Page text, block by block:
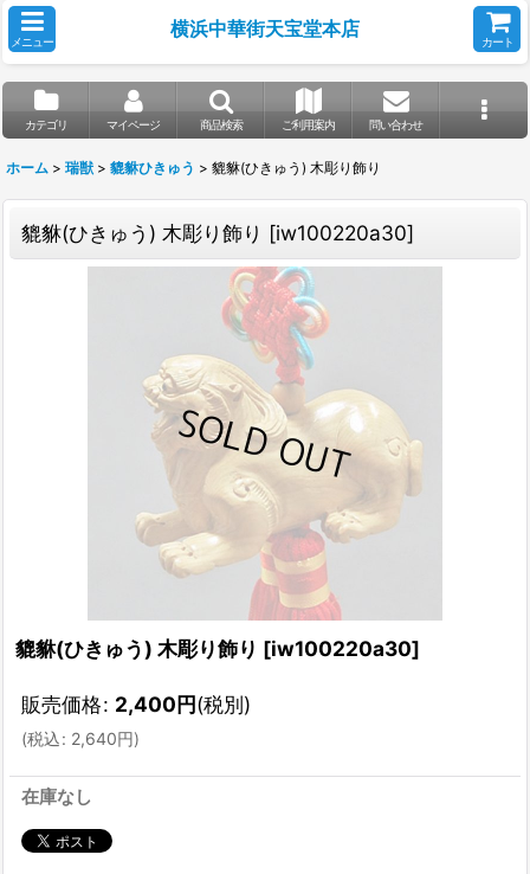
メニュー
横浜中華街天宝堂本店
カート
カテゴリ マイページ 商品検索 ご利用案内 問い合わせ
ホーム > 瑞獣 > 貔貅ひきゅう > 貔貅(ひきゅう) 木彫り飾り
貔貅(ひきゅう) 木彫り飾り [iw100220a30]
貔貅(ひきゅう) 木彫り飾り [iw100220a30]
販売価格: 2,400円(税別)
(税込: 2,640円)
在庫なし